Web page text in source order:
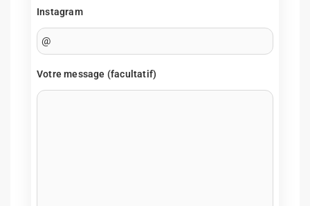
Instagram
Votre message (facultatif)